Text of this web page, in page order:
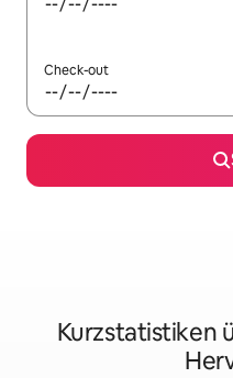
Check-out
Kurzstatistiken